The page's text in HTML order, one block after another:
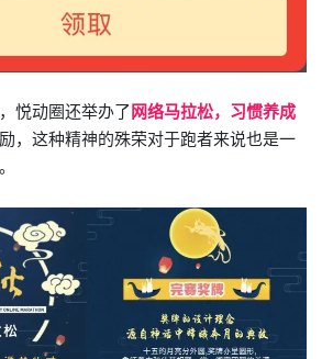
悦动圈还举办了 网络马拉松，习惯养成
，这种精神的殊荣对于跑者来说也是一